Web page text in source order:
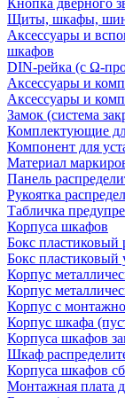
Кнопка дверного
Щиты, шкафы,
Аксессуары и
шкафов
DIN-рейка (с Ω-
Аксессуары и
Аксессуары и
Замок (система
Комплектующие
Компонент для
Материал
Панель
Рукоятка
Табличка
Корпуса шкафов
Бокс пластиковый
Бокс пластиковый
Корпус
Корпус
Корпус с
Корпус шкафа
Корпуса шкафов
Шкаф
Корпуса шкафов
Монтажная плата